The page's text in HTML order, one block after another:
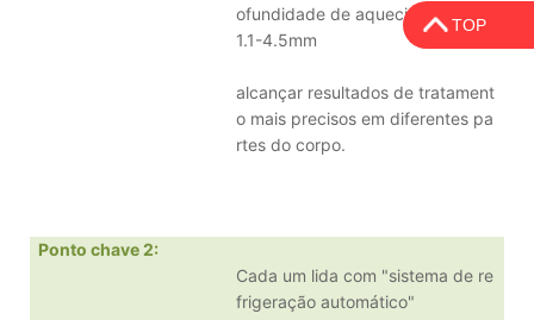
ofundidade de aquecimento de
1.1-4.5mm
alcançar resultados de tratament
o mais precisos em diferentes pa
rtes do corpo.
Ponto chave 2:
Cada um lida com "sistema de re
frigeração automático"
TOP